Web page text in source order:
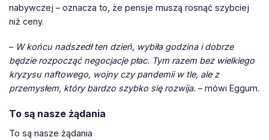
nabywczej – oznacza to, że pensje muszą rosnąć szybciej
niż ceny.
– W końcu nadszedł ten dzień, wybiła godzina i dobrze
będzie rozpocząć negocjacje płac. Tym razem bez wielkiego
kryzysu naftowego, wojny czy pandemii w tle, ale z
przemysłem, który bardzo szybko się rozwija. – mówi Eggum.
To są nasze żądania
To są nasze żądania